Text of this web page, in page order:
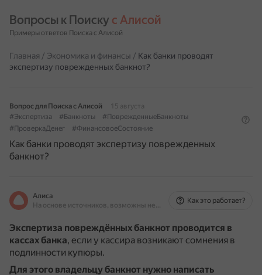
Вопросы к Поиску с Алисой
Примеры ответов Поиска с Алисой
Главная / Экономика и финансы / Как банки проводят
экспертизу поврежденных банкнот?
Вопрос для Поиска с Алисой
15 августа
#Экспертиза
#Банкноты
#ПоврежденныеБанкноты
#ПроверкаДенег
#ФинансовоеСостояние
Как банки проводят экспертизу поврежденных
банкнот?
Алиса
На основе источников, возможны неточности
Как это работает?
Экспертиза повреждённых банкнот проводится в
кассах банка, если у кассира возникают сомнения в
подлинности купюры.
Для этого владельцу банкнот нужно написать